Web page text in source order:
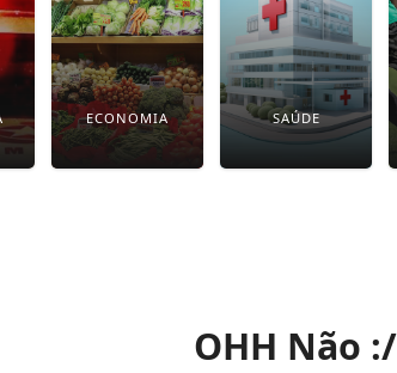
ECONOMIA SAÚDE
OHH Não :/